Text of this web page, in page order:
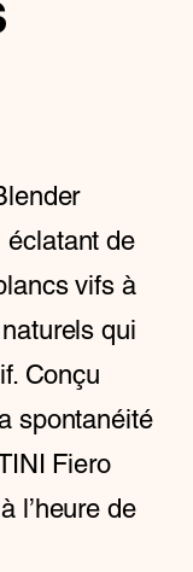
éclatant de
vifs à
qui
Conçu
spontanéité
Fiero
l’heure de